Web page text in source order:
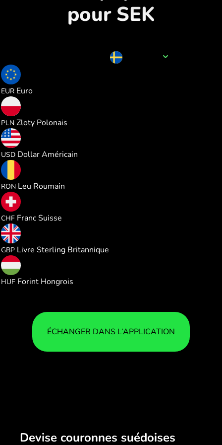
pour SEK
EUR Euro
PLN Zloty Polonais
USD Dollar Américain
RON Leu Roumain
CHF Franc Suisse
GBP Livre Sterling Britannique
HUF Forint Hongrois
ÉCHANGER DANS L’APPLICATION
Devise couronnes suédoises